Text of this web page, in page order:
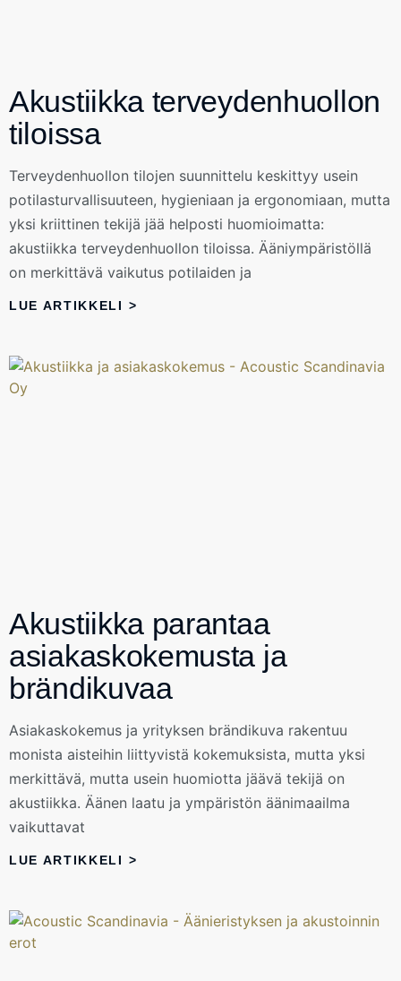
Akustiikka terveydenhuollon
tiloissa
Terveydenhuollon tilojen suunnittelu keskittyy usein
potilasturvallisuuteen, hygieniaan ja ergonomiaan, mutta
yksi kriittinen tekijä jää helposti huomioimatta:
akustiikka terveydenhuollon tiloissa. Ääniympäristöllä
on merkittävä vaikutus potilaiden ja
LUE ARTIKKELI >
Akustiikka parantaa
asiakaskokemusta ja
brändikuvaa
Asiakaskokemus ja yrityksen brändikuva rakentuu
monista aisteihin liittyvistä kokemuksista, mutta yksi
merkittävä, mutta usein huomiotta jäävä tekijä on
akustiikka. Äänen laatu ja ympäristön äänimaailma
vaikuttavat
LUE ARTIKKELI >